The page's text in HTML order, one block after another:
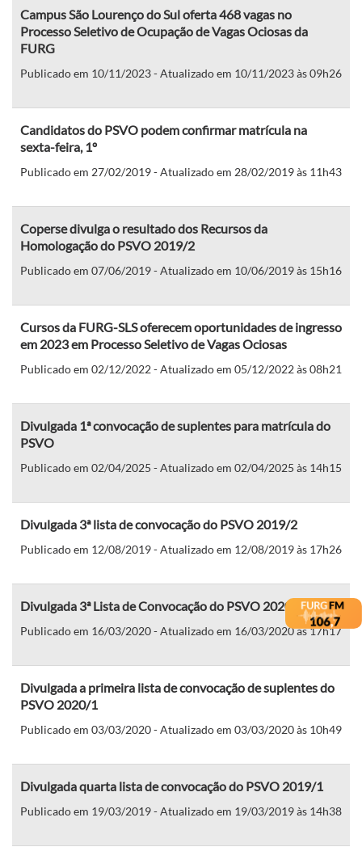
Campus São Lourenço do Sul oferta 468 vagas no
Processo Seletivo de Ocupação de Vagas Ociosas da
FURG
Publicado em 10/11/2023 - Atualizado em 10/11/2023 às 09h26
Candidatos do PSVO podem confirmar matrícula na
sexta-feira, 1º
Publicado em 27/02/2019 - Atualizado em 28/02/2019 às 11h43
Coperse divulga o resultado dos Recursos da
Homologação do PSVO 2019/2
Publicado em 07/06/2019 - Atualizado em 10/06/2019 às 15h16
Cursos da FURG-SLS oferecem oportunidades de ingresso
em 2023 em Processo Seletivo de Vagas Ociosas
Publicado em 02/12/2022 - Atualizado em 05/12/2022 às 08h21
Divulgada 1ª convocação de suplentes para matrícula do
PSVO
Publicado em 02/04/2025 - Atualizado em 02/04/2025 às 14h15
Divulgada 3ª lista de convocação do PSVO 2019/2
Publicado em 12/08/2019 - Atualizado em 12/08/2019 às 17h26
Divulgada 3ª Lista de Convocação do PSVO 2020/1
Publicado em 16/03/2020 - Atualizado em 16/03/2020 às 17h17
Divulgada a primeira lista de convocação de suplentes do
PSVO 2020/1
Publicado em 03/03/2020 - Atualizado em 03/03/2020 às 10h49
Divulgada quarta lista de convocação do PSVO 2019/1
Publicado em 19/03/2019 - Atualizado em 19/03/2019 às 14h38